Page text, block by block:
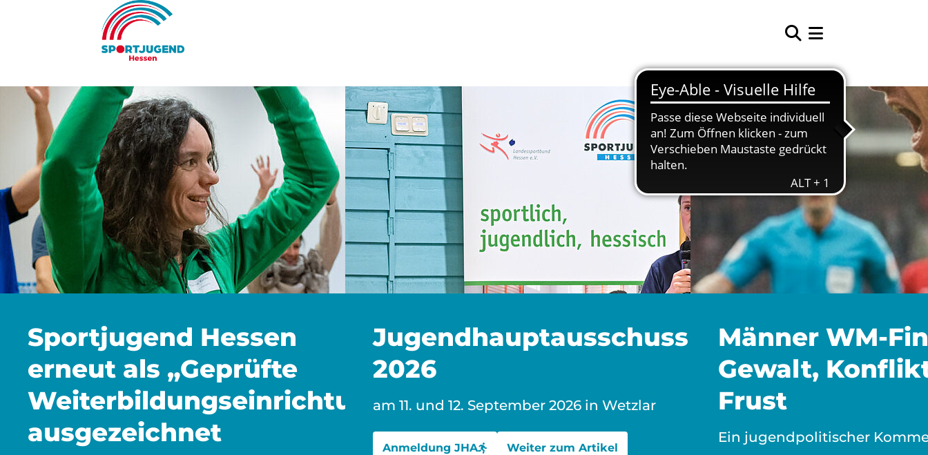
Sportjugend Hessen
erneut als „Geprüfte
Weiterbildungseinrichtung“
ausgezeichnet
Jugendhauptausschuss
2026
am 11. und 12. September 2026 in Wetzlar
Anmeldung JHA Weiter zum Artikel
Männer WM-
Gewalt,
Frust
Ein jugendpolitischer